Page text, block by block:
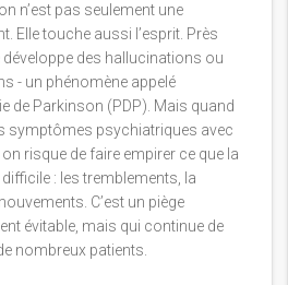
n’est pas seulement une
Elle touche aussi l’esprit. Près
développe des hallucinations ou
- un phénomène appelé
de Parkinson (PDP). Mais quand
symptômes psychiatriques avec
risque de faire empirer ce que la
: les tremblements, la
C’est un piège
évitable, mais qui continue de
nombreux patients.